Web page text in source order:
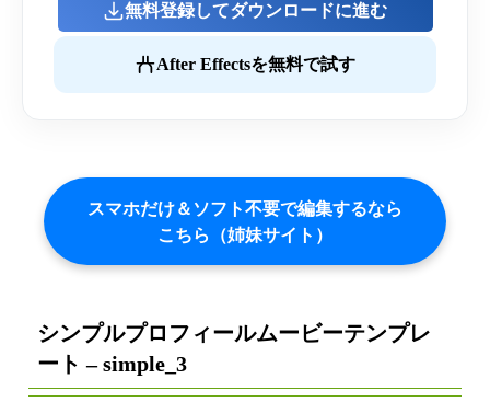
無料登録してダウンロードに進む
After Effectsを無料で試す
スマホだけ＆ソフト不要で編集するなら
こちら（姉妹サイト）
シンプルプロフィールムービーテンプレ
ート – simple_3